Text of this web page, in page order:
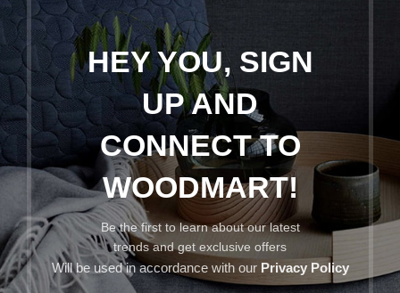
HEY YOU, SIGN
UP AND
CONNECT TO
WOODMART!
Be the first to learn about our latest
trends and get exclusive offers
Will be used in accordance with our Privacy Policy